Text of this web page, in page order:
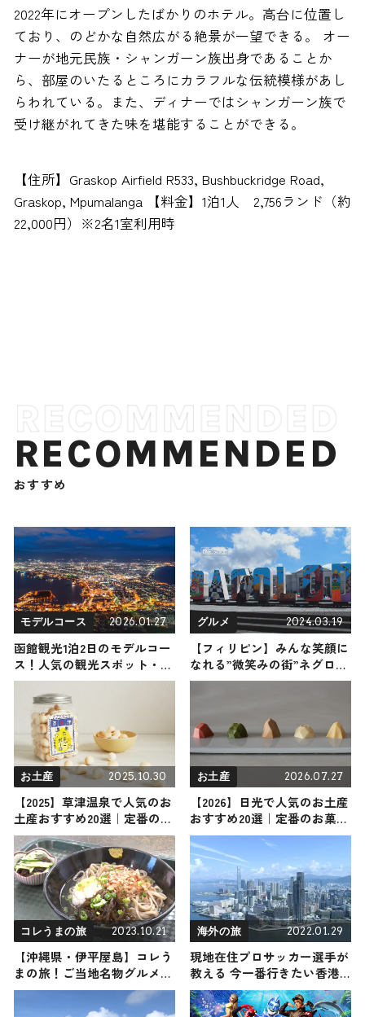
2022年にオープンしたばかりのホテル。高台に位置し
ており、のどかな自然広がる絶景が一望できる。 オー
ナーが地元民族・シャンガーン族出身であることか
ら、部屋のいたるところにカラフルな伝統模様があし
らわれている。また、ディナーではシャンガーン族で
受け継がれてきた味を堪能することができる。
【住所】Graskop Airfield R533, Bushbuckridge Road,
Graskop, Mpumalanga 【料金】1泊1人 2,756ランド（約
22,000円）※2名1室利用時
RECOMMENDED
おすすめ
モデルコース 2026.01.27
函館観光1泊2日のモデルコー
ス！人気の観光スポット・名
所を満喫できる王道の旅程を
紹介
グルメ 2024.03.19
【フィリピン】みんな笑顔に
なれる”微笑みの街”ネグロス
島・バコロド
お土産 2025.10.30
【2025】草津温泉で人気のお
土産おすすめ20選｜定番のお
菓子からおしゃれなお土産・
ばらまき用まで幅広く紹介
お土産 2026.07.27
【2026】日光で人気のお土産
おすすめ20選｜定番のお菓子
から日光限定、女性向け、ば
らまき用まで幅広く紹介
コレうまの旅 2023.10.21
【沖縄県・伊平屋島】コレう
まの旅！ご当地名物グルメを
お届け
海外の旅 2022.01.29
現地在住プロサッカー選手が
教える 今一番行きたい香港
西九龍